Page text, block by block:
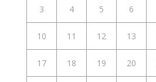
3 4 5 6
10 11 12 13
17 18 19 20